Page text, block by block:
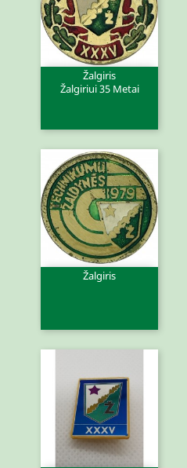
Žalgiris
Žalgiriui 35 Metai
Žalgiris